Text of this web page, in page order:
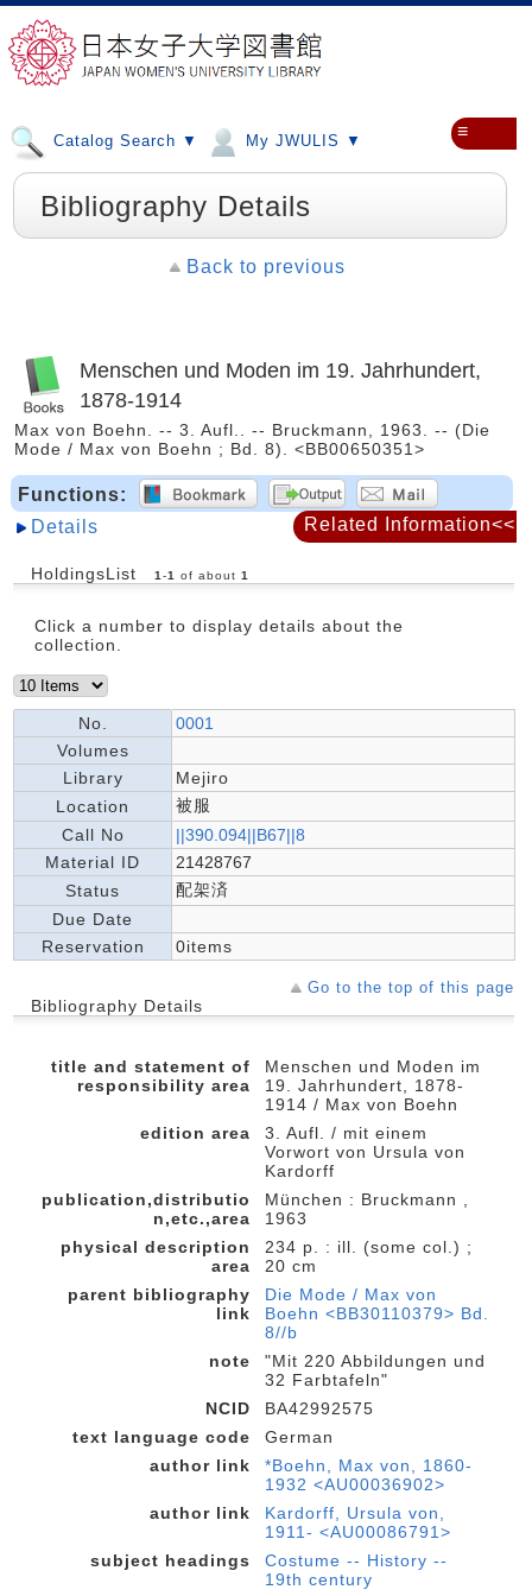
Catalog Search ▼ My JWULIS ▼ ≡
Bibliography Details
Back to previous
Menschen und Moden im 19. Jahrhundert,
1878-1914
Max von Boehn. -- 3. Aufl.. -- Bruckmann, 1963. -- (Die
Mode / Max von Boehn ; Bd. 8). <BB00650351>
Functions:
Details
HoldingsList 1 -1 of about 1
Click a number to display details about the
collection.
No.
0001
Volumes
Library
Mejiro
Location
被服
Call No
||390.094||B67||8
Material ID
21428767
Status
配架済
Due Date
Reservation
0items
Go to the top of this page
Bibliography Details
title and statement of
responsibility area
Menschen und Moden im
19. Jahrhundert, 1878-
1914 / Max von Boehn
edition area
3. Aufl. / mit einem
Vorwort von Ursula von
Kardorff
publication,distributio
n,etc.,area
München : Bruckmann ,
1963
physical description
area
234 p. : ill. (some col.) ;
20 cm
parent bibliography
link
Die Mode / Max von
Boehn <BB30110379> Bd.
8//b
note
"Mit 220 Abbildungen und
32 Farbtafeln"
NCID
BA42992575
text language code
German
author link
*Boehn, Max von, 1860-
1932 <AU00036902>
author link
Kardorff, Ursula von,
1911- <AU00086791>
subject headings
Costume -- History --
19th century
Related Information<<